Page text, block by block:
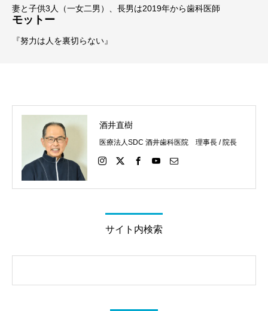
妻と子供3人（一女二男）、長男は2019年から歯科医師
モットー
『努力は人を裏切らない』
酒井直樹
医療法人SDC 酒井歯科医院 理事長 / 院長
サイト内検索